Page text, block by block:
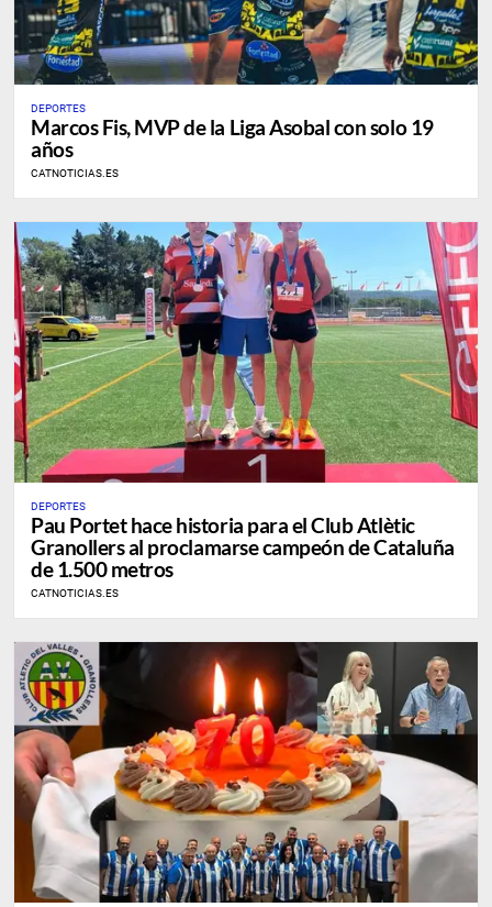
DEPORTES
Marcos Fis, MVP de la Liga Asobal con solo 19
años
CATNOTICIAS.ES
DEPORTES
Pau Portet hace historia para el Club Atlètic
Granollers al proclamarse campeón de Cataluña
de 1.500 metros
CATNOTICIAS.ES